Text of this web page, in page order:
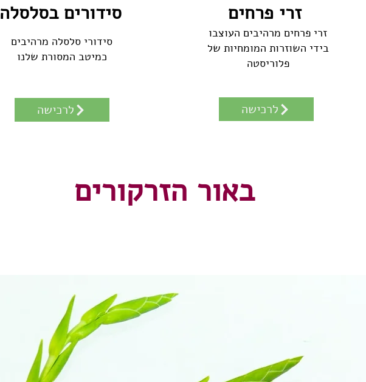
סידורים בסלסלה
סידורי סלסלה מרהיבים
כמיטב המסורת שלנו
לרכישה
זרי פרחים
זרי פרחים מרהיבים העוצבו
בידי השוזרות המומחיות של
פלוריסטה
לרכישה
באור הזרקורים